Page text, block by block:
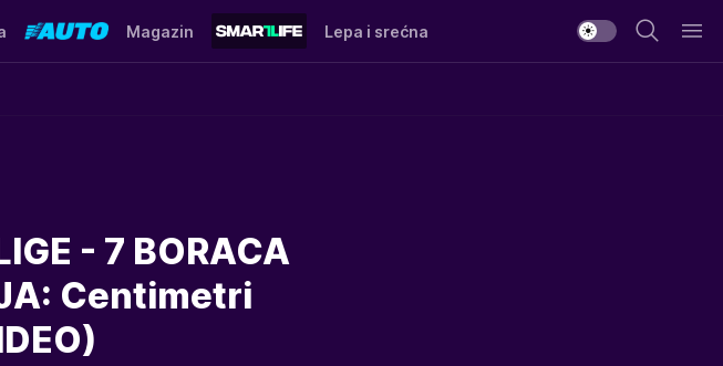
Magazin Lepa i srećna
- 7 BORACA
Centimetri